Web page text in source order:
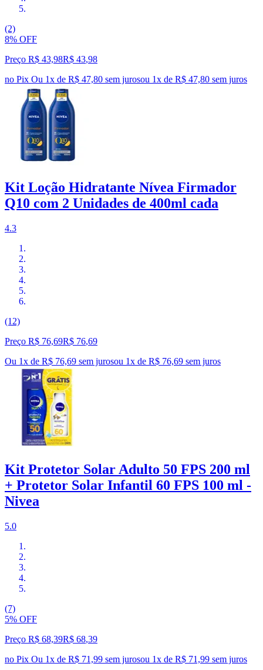
(2)
8% OFF
Preço R$ 43,98R$ 43,98
no Pix Ou 1x de R$ 47,80 sem jurosou 1x de R$ 47,80 sem juros
Kit Loção Hidratante Nívea Firmador
Q10 com 2 Unidades de 400ml cada
4.3
(12)
Preço R$ 76,69R$ 76,69
Ou 1x de R$ 76,69 sem jurosou 1x de R$ 76,69 sem juros
Kit Protetor Solar Adulto 50 FPS 200 ml
+ Protetor Solar Infantil 60 FPS 100 ml -
Nivea
5.0
(7)
5% OFF
Preço R$ 68,39R$ 68,39
no Pix Ou 1x de R$ 71,99 sem jurosou 1x de R$ 71,99 sem juros